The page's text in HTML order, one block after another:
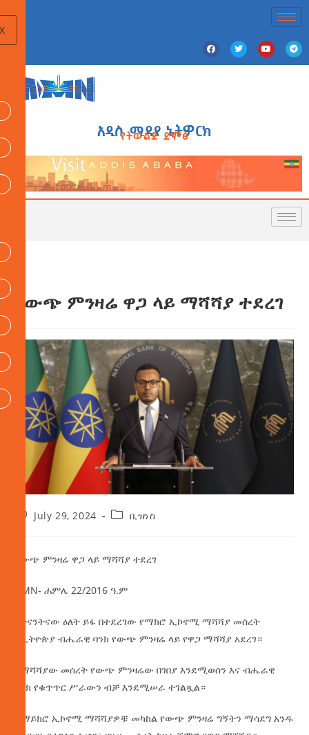
አዲስ ሚዲያ ኔትዎርክ
የትውልድ ድምፅ
የውጭ ምንዛሬ ዋጋ ላይ ማሻሻያ ተደረገ
July 29, 2024 ቢዝነስ
የውጭ ምንዛሬ ዋጋ ላይ ማሻሻያ ተደረገ
AMN- ሐምሌ 22/2016 ዓ.ም
በትናንትናው ዕለት ይፋ በተደረገው የማክሮ ኢኮኖሚ ማሻሻያ መሰረት
የኢትዮጵያ ብሔራዊ ባንክ የውጭ ምንዛሬ ላይ የዋጋ ማሻሻያ አደረገ።
በማሻሻያው መሰረት የውጭ ምንዛሬው በገበያ እንደሚወሰን እና ብሔራዊ
ባንክ የቁጥጥር ሥራውን ብቻ እንደሚሠራ ተገልጿል።
ከማይክሮ ኢኮኖሚ ማሻሻያዎቹ መካከል የውጭ ምንዛሬ ግኝትን ማሳደግ አንዱ